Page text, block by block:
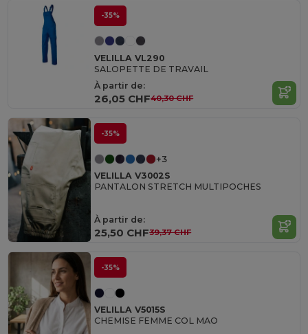
-35%
VELILLA VL290
SALOPETTE DE TRAVAIL
À partir de:
26,05 CHF40,30 CHF
-35%
+3
VELILLA V3002S
PANTALON STRETCH MULTIPOCHES
À partir de:
25,50 CHF39,37 CHF
-35%
VELILLA V5015S
CHEMISE FEMME COL MAO